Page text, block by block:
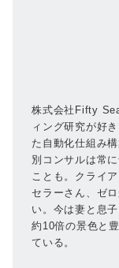
株式会社Fifty
ィング研究が好
た自動化仕組み
別コンサルは常
ことも。クライ
セラーさん、ゼ
い。今は妻と息
約10倍の景色と
ている。